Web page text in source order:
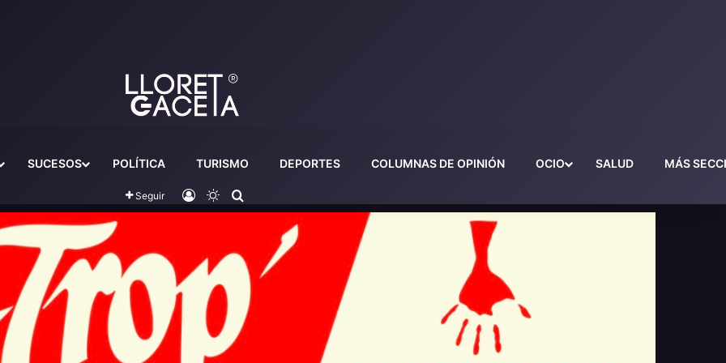
SUCESOS POLÍTICA TURISMO DEPORTES COLUMNAS DE OPINIÓN OCIO SALUD MÁS
Seguir Iniciar sesión
Switch skin